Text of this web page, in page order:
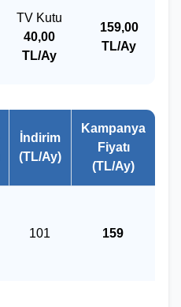
TV Kutu
40,00
TL/Ay
159,00
TL/Ay
İndirim
(TL/Ay)
Kampanya
Fiyatı
(TL/Ay)
101 159